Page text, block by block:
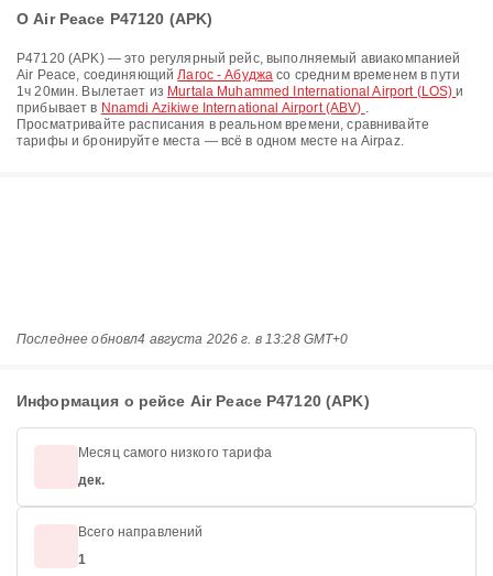
О Air Peace P47120 (APK)
P47120(APK) — это регулярный рейс, выполняемый авиакомпанией
Air Peace, соединяющийЛагос - Абуджа со средним временем в пути
1ч 20мин. Вылетает из Murtala Muhammed International Airport (LOS)и
прибывает в Nnamdi Azikiwe International Airport (ABV) .
Просматривайте расписания в реальном времени, сравнивайте
тарифы и бронируйте места — всё в одном месте на Airpaz.
Последнее обновл4 августа 2026 г. в 13:28 GMT+0
Информация о рейсе Air Peace P47120 (APK)
Месяц самого низкого тарифа
дек.
Всего направлений
1